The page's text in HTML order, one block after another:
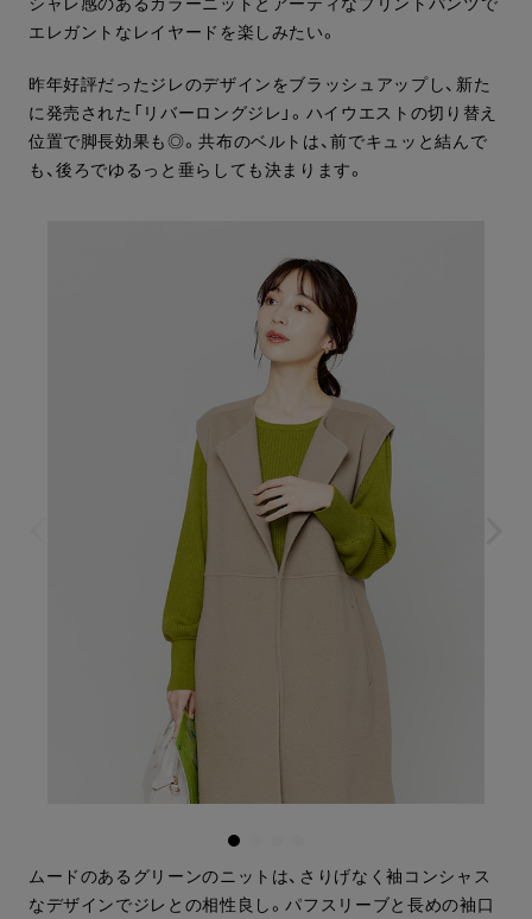
エレガントなレイヤードを楽しみたい。
昨年好評だったジレのデザインをブラッシュアップし、新た
に発売された「リバーロングジレ」。ハイウエストの切り替え
位置で脚長効果も◎。共布のベルトは、前でキュッと結んで
も、後ろでゆるっと垂らしても決まります。
ムードのあるグリーンのニットは、さりげなく袖コンシャス
なデザインでジレとの相性良し。パフスリーブと長めの袖口